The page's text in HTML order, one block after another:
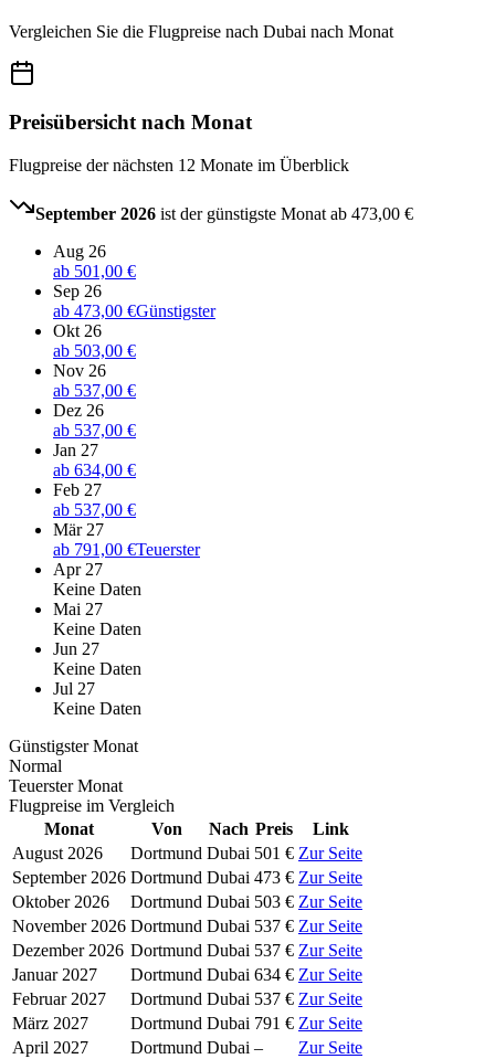
Vergleichen Sie die Flugpreise nach Dubai nach Monat
Preisübersicht nach Monat
Flugpreise der nächsten 12 Monate im Überblick
September 2026 ist der günstigste Monat ab 473,00 €
Aug 26
ab 501,00 €
Sep 26
ab 473,00 €Günstigster
Okt 26
ab 503,00 €
Nov 26
ab 537,00 €
Dez 26
ab 537,00 €
Jan 27
ab 634,00 €
Feb 27
ab 537,00 €
Mär 27
ab 791,00 €Teuerster
Apr 27
Keine Daten
Mai 27
Keine Daten
Jun 27
Keine Daten
Jul 27
Keine Daten
Günstigster Monat
Normal
Teuerster Monat
Flugpreise im Vergleich
Monat
Von Nach Preis
Link
August 2026
Dortmund Dubai 501 € Zur Seite
September 2026 Dortmund Dubai 473 € Zur Seite
Oktober 2026
Dortmund Dubai 503 € Zur Seite
November 2026 Dortmund Dubai 537 € Zur Seite
Dezember 2026 Dortmund Dubai 537 € Zur Seite
Januar 2027
Dortmund Dubai 634 € Zur Seite
Februar 2027
Dortmund Dubai 537 € Zur Seite
März 2027
Dortmund Dubai 791 € Zur Seite
April 2027
Dortmund Dubai –
Zur Seite